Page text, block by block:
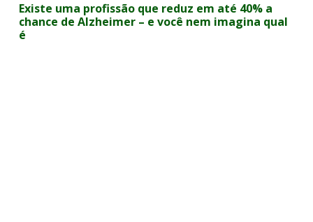
Existe uma profissão que reduz em até 40% a
chance de Alzheimer – e você nem imagina qual
é